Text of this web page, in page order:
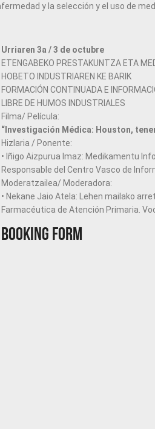
y la selección y el uso de
Urriaren 3a / 3 de octubre
ETENGABEKO PRESTAKUNTZA ETA
HOBETO INDUSTRIAREN KE BARIK
FORMACIÓN CONTINUADA E
LIBRE DE HUMOS INDUSTRIALES
Filma/ Película:
“Investigación Médica: Houston,
Hizlaria / Ponente:
• Iñigo Aizpurua Imaz: Medikamentu
Responsable del Centro Vasco de
Moderatzailea/ Moderadora:
• Nekane Jaio Atela: Lehen mailako
Farmacéutica de Atención Primaria.
Booking Form